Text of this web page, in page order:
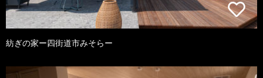
紡ぎの家ー四街道市みそらー